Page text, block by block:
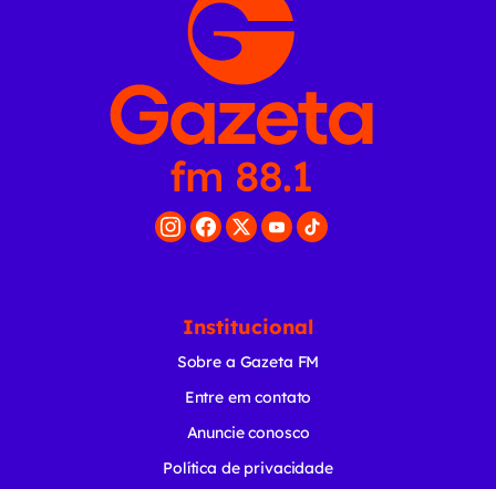
Institucional
Sobre a Gazeta FM
Entre em contato
Anuncie conosco
Política de privacidade